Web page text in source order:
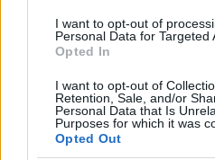
I want to opt-out of
Personal Data for Targeted
Opted In
I want to opt-out of
Retention, Sale, and/or
Personal Data that Is
Purposes for which it was
Opted Out